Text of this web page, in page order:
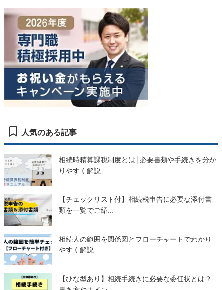
人気のある記事
相続時精算課税制度とは│必要書類や手続きを分か
りやすく解説
【チェックリスト付】相続税申告に必要な添付書
類を一覧でご紹...
相続人の範囲を関係図とフローチャートでわかり
やすく解説
【ひな型あり】相続手続きに必要な委任状とは？